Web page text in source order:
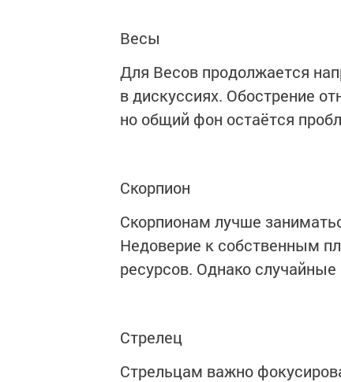
Весы
Для Весов продолжается
в дискуссиях. Обострение
но общий фон остаётся
Скорпион
Скорпионам лучше
Недоверие к собственным
ресурсов. Однако
Стрелец
Стрельцам важно